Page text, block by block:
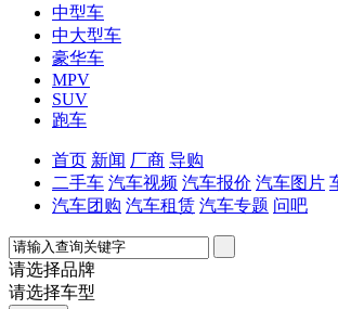
中型车
中大型车
豪华车
MPV
SUV
跑车
首页 新闻 厂商 导购
二手车 汽车视频 汽车报价 汽车图片
汽车团购 汽车租赁 汽车专题 问吧
请选择品牌
请选择车型